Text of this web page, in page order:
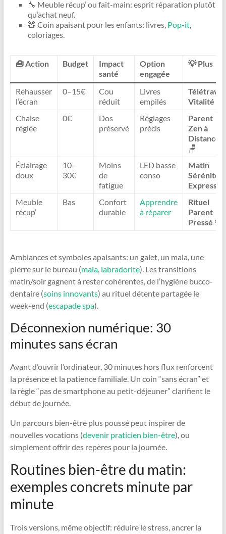
🔧 Meuble récup’ ou fait-main: esprit réparation plutôt
qu’achat neuf.
🧸 Coin apaisant pour les enfants: livres, Pop-it,
coloriages.
🧰 Action Budget
Impact
santé
Option
engagée
💡 Plus
Rehausser
l’écran
0–15€
Cou
réduit
Livres
empilés
Télétravail
Vitalité
Chaise
réglée
0€
Dos
préservé
Réglages
précis
Parent
Zen à
Distance
🪑
Éclairage
doux
10–
30€
Moins
de
fatigue
LED basse
conso
Matin
Sérénité
Express
Meuble
récup’
Bas
Confort
durable
Apprendre
à réparer
Rituel
Parent
Pressé 🔩
Ambiances et symboles apaisants: un galet, un mala, une
pierre sur le bureau (mala, labradorite). Les transitions
matin/soir gagnent à rester cohérentes, de l’hygiène bucco-
dentaire (soins innovants) au rituel détente partagée le
week-end (escapade spa).
Déconnexion numérique: 30
minutes sans écran
Avant d’ouvrir l’ordinateur, 30 minutes hors flux renforcent
la présence et la patience familiale. Un coin “sans écran” et
la règle “pas de smartphone au petit-déjeuner” clarifient le
début de journée.
Un parcours bien-être plus poussé peut inspirer de
nouvelles vocations (devenir praticien bien-être), ou
simplement offrir des repères pour la journée.
Routines bien-être du matin:
exemples concrets minute par
minute
Trois versions, même objectif: réduire le stress, ancrer la